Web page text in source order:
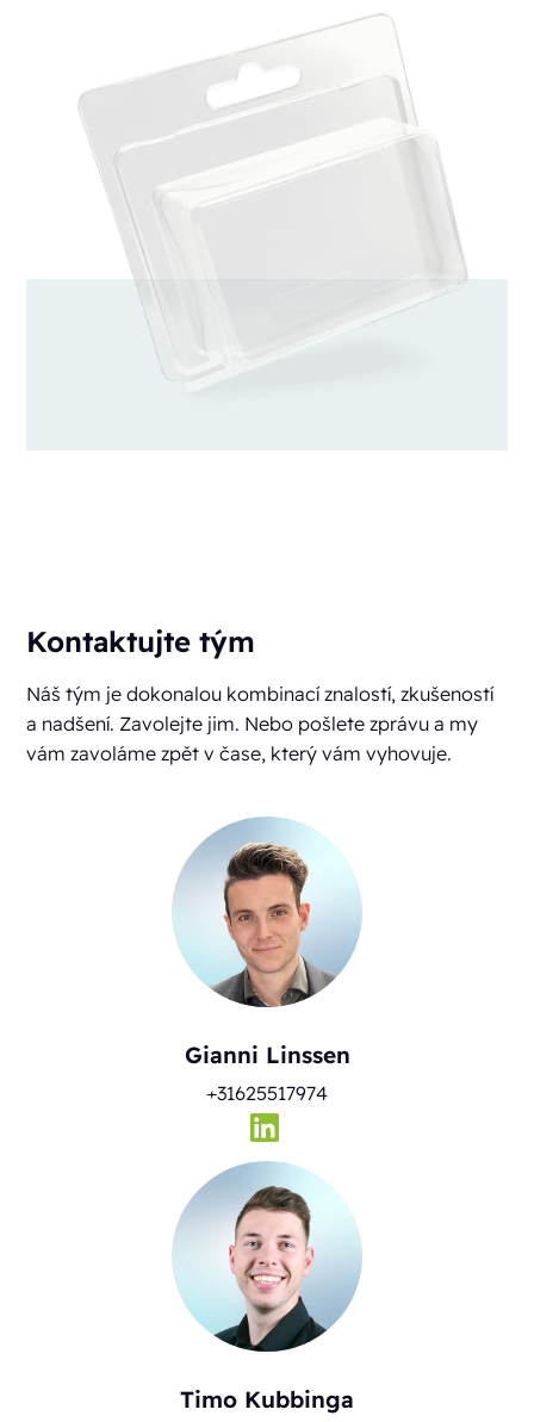
Kontaktujte tým
Náš tým je dokonalou kombinací znalostí, zkušeností
a nadšení. Zavolejte jim. Nebo pošlete zprávu a my
vám zavoláme zpět v čase, který vám vyhovuje.
Gianni Linssen
+31625517974
Timo Kubbinga